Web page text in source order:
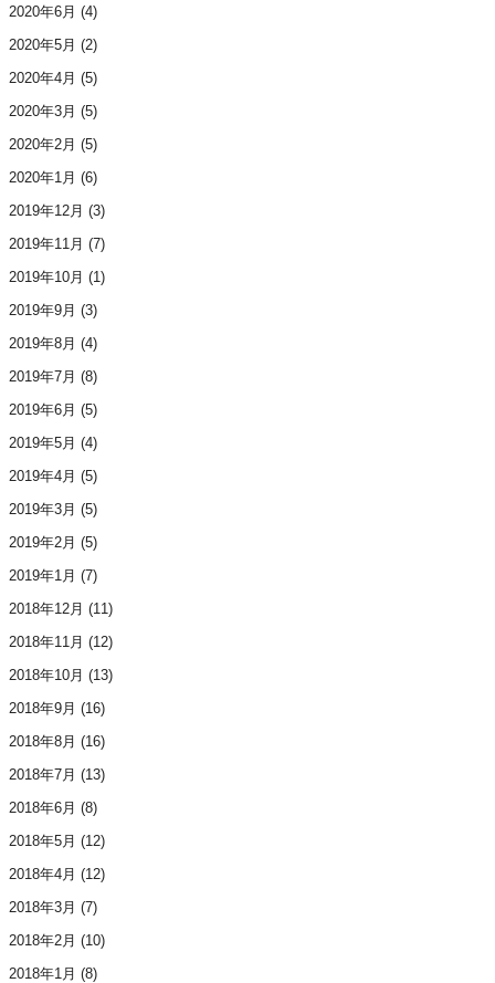
2020年6月 (4)
2020年5月 (2)
2020年4月 (5)
2020年3月 (5)
2020年2月 (5)
2020年1月 (6)
2019年12月 (3)
2019年11月 (7)
2019年10月 (1)
2019年9月 (3)
2019年8月 (4)
2019年7月 (8)
2019年6月 (5)
2019年5月 (4)
2019年4月 (5)
2019年3月 (5)
2019年2月 (5)
2019年1月 (7)
2018年12月 (11)
2018年11月 (12)
2018年10月 (13)
2018年9月 (16)
2018年8月 (16)
2018年7月 (13)
2018年6月 (8)
2018年5月 (12)
2018年4月 (12)
2018年3月 (7)
2018年2月 (10)
2018年1月 (8)